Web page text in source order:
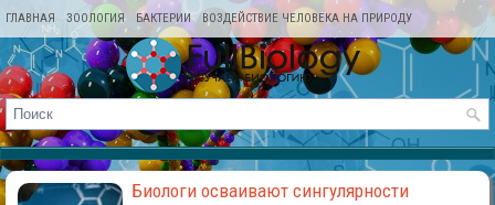
ГЛАВНАЯ ЗООЛОГИЯ БАКТЕРИИ ВОЗДЕЙСТВИЕ ЧЕЛОВЕКА НА ПРИРОДУ
КАРТА САЙТА
Биологи осваивают сингулярности